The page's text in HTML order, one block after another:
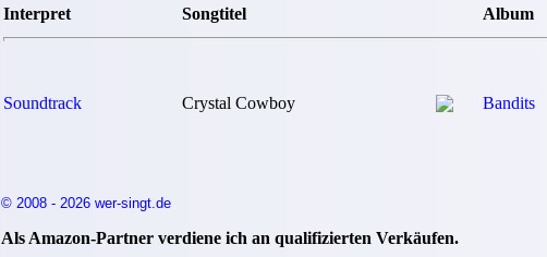
Interpret Songtitel Album
Soundtrack Crystal Cowboy Bandits
© 2008 - 2026 wer-singt.de
Als Amazon-Partner verdiene ich an qualifizierten Verkäufen.